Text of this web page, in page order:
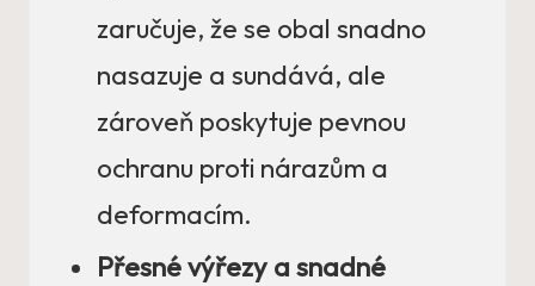
zaručuje, že se obal snadno
nasazuje a sundává, ale
zároveň poskytuje pevnou
ochranu proti nárazům a
deformacím.
Přesné výřezy a snadné